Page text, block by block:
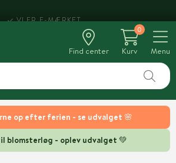
op efter ferien - se udvalget 🌸
blomsterløg - oplev udvalget 💚
Find center
0
Kurv
Menu